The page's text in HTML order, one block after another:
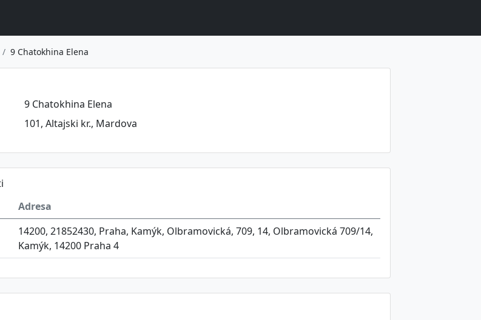
9 Chatokhina Elena
9 Chatokhina Elena
101, Altajski kr., Mardova
Adresa
14200, 21852430, Praha, Kamýk, Olbramovická, 709, 14, Olbramovická 709/14,
Kamýk, 14200 Praha 4